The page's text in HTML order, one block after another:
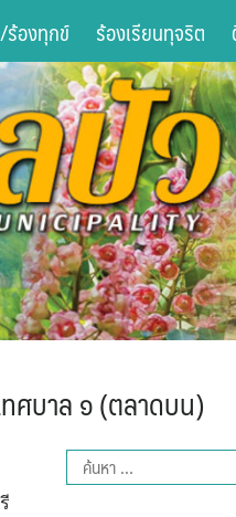
ร้องทุกข์ ร้องเรียนทุจริต
ศบาล ๑ (ตลาดบน)
ค้นหา
สำหรับ: